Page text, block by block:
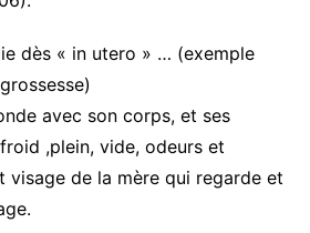
dès « in utero » … (exemple
avec son corps, et ses
,plein, vide, odeurs et
visage de la mère qui regarde et